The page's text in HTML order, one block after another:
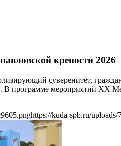
крепости 2026
суверенитет,
В программе мероприятий
https://kuda-spb.ru/